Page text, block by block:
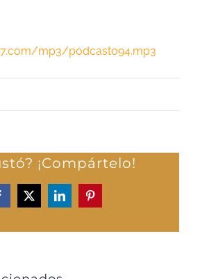
mp3/podcast094.mp3
¡Compártelo!
X LinkedInPinterest